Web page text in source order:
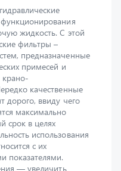
жидкость. С этой
фильтры –
предназначенные
примесей и
крано-
качественные
ввиду чего
максимально
срок в целях
использования
с их
показателями.
— увеличить
его